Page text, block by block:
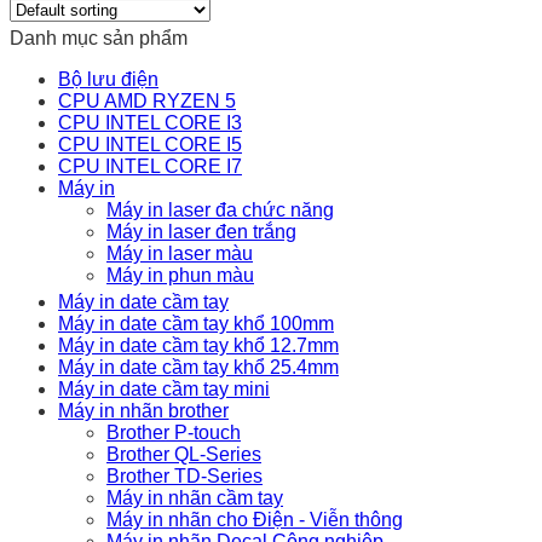
Danh mục sản phẩm
Bộ lưu điện
CPU AMD RYZEN 5
CPU INTEL CORE I3
CPU INTEL CORE I5
CPU INTEL CORE I7
Máy in
Máy in laser đa chức năng
Máy in laser đen trắng
Máy in laser màu
Máy in phun màu
Máy in date cầm tay
Máy in date cầm tay khổ 100mm
Máy in date cầm tay khổ 12.7mm
Máy in date cầm tay khổ 25.4mm
Máy in date cầm tay mini
Máy in nhãn brother
Brother P-touch
Brother QL-Series
Brother TD-Series
Máy in nhãn cầm tay
Máy in nhãn cho Điện - Viễn thông